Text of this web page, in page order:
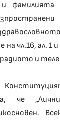
фамилията
чл.16, ал. 1 и
и
че